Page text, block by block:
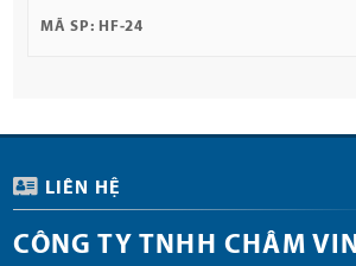
MÃ SP: HF-24
LIÊN HỆ
CÔNG TY TNHH CHÂM